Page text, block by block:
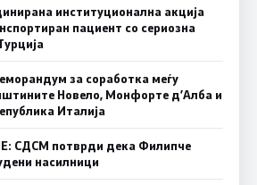
институционална акција
пациент со сериозна
за соработка меѓу
Новело, Монфорте д’Алба и
Италија
СДСM потврди дека Филипче
насилници